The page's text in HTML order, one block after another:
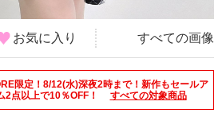
お気に入り すべての画像
限定！8/12(水)深夜2時まで！新作もセールア
2点以上で10％OFF！
すべての対象商品